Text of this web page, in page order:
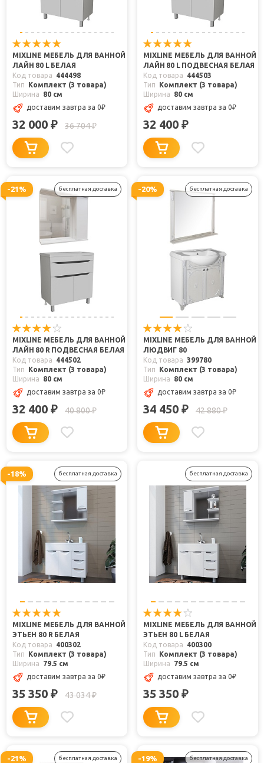
MIXLINE МЕБЕЛЬ ДЛЯ ВАННОЙ
ЛАЙН 80 L БЕЛАЯ
Код товара
444498
Тип
Комплект (3 товара)
Ширина
80 см
доставим завтра за 0₽
32 000 ₽ 36 704₽
MIXLINE МЕБЕЛЬ ДЛЯ ВАННОЙ
ЛАЙН 80 L ПОДВЕСНАЯ БЕЛАЯ
Код товара
444503
Тип
Комплект (3 товара)
Ширина
80 см
доставим завтра за 0₽
32 400 ₽
-21% бесплатная доставка
MIXLINE МЕБЕЛЬ ДЛЯ ВАННОЙ
ЛАЙН 80 R ПОДВЕСНАЯ БЕЛАЯ
Код товара
444502
Тип
Комплект (3 товара)
Ширина
80 см
доставим завтра за 0₽
32 400 ₽ 40 800₽
-20% бесплатная доставка
MIXLINE МЕБЕЛЬ ДЛЯ ВАННОЙ
ЛЮДВИГ 80
Код товара 399780
Тип
Комплект (3 товара)
Ширина
80 см
доставим завтра за 0₽
34 450 ₽ 42 880₽
-18% бесплатная доставка
MIXLINE МЕБЕЛЬ ДЛЯ ВАННОЙ
ЭТЬЕН 80 R БЕЛАЯ
Код товара
400302
Тип
Комплект (3 товара)
Ширина
79.5 см
доставим завтра за 0₽
35 350 ₽ 43 034₽
бесплатная доставка
MIXLINE МЕБЕЛЬ ДЛЯ ВАННОЙ
ЭТЬЕН 80 L БЕЛАЯ
Код товара
400300
Тип
Комплект (3 товара)
Ширина
79.5 см
доставим завтра за 0₽
35 350 ₽
-21% бесплатная доставка -19% бесплатная доставка